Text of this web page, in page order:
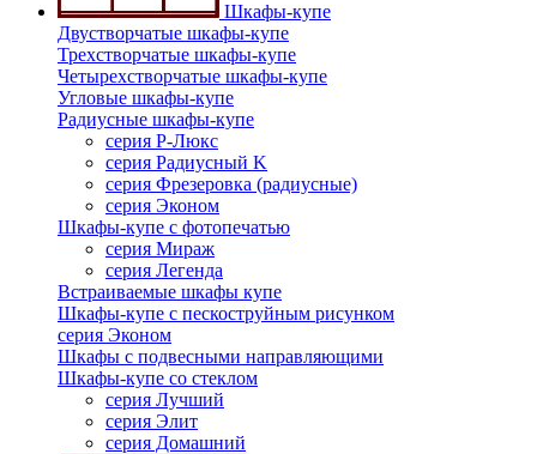
Шкафы-купе
Двустворчатые шкафы-купе
Трехстворчатые шкафы-купе
Четырехстворчатые шкафы-купе
Угловые шкафы-купе
Радиусные шкафы-купе
серия Р-Люкс
серия Радиусный K
серия Фрезеровка (радиусные)
серия Эконом
Шкафы-купе с фотопечатью
серия Мираж
серия Легенда
Встраиваемые шкафы купе
Шкафы-купе с пескоструйным рисунком
серия Эконом
Шкафы с подвесными направляющими
Шкафы-купе со стеклом
серия Лучший
серия Элит
серия Домашний